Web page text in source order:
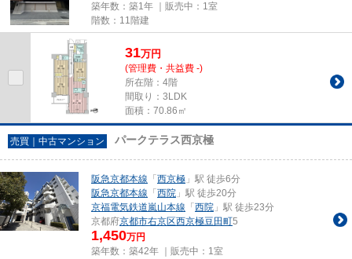
築年数：築1年 ｜販売中： 1室
階数：11階建
31万円
(管理費・共益費 -)
所在階：4階
間取り：3LDK
面積：70.86㎡
売買｜中古マンション パークテラス西京極
阪急京都本線 「 西京極 」駅 徒歩6分
阪急京都本線 「 西院 」駅 徒歩20分
京福電気鉄道嵐山本線 「 西院 」駅 徒歩23分
京都府京都市右京区西京極豆田町5
1,450万円
築年数：築42年 ｜販売中： 1室